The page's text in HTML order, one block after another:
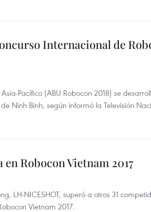
Internacional de
Pacífico (ABU Robocon 2018) se
Ninh Binh, según informó la Televisión
Robocon Vietnam 2017
LH-NICESHOT, superó a otros 31
Vietnam 2017.